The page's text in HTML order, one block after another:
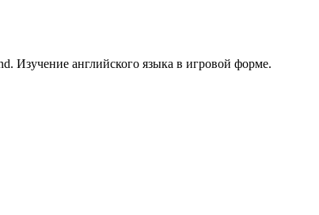
Изучение английского языка в игровой форме.